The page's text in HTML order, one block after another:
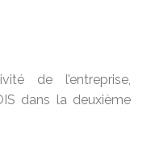
de l’entreprise,
dans la deuxième